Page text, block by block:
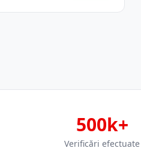
500k+
Verificări efectuate